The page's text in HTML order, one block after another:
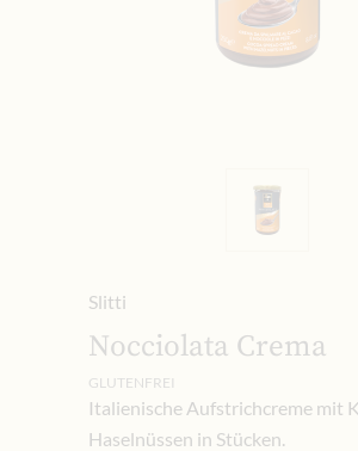
Slitti
Nocciolata Crema
GLUTENFREI
Italienische Aufstrichcreme mit
Haselnüssen in Stücken.